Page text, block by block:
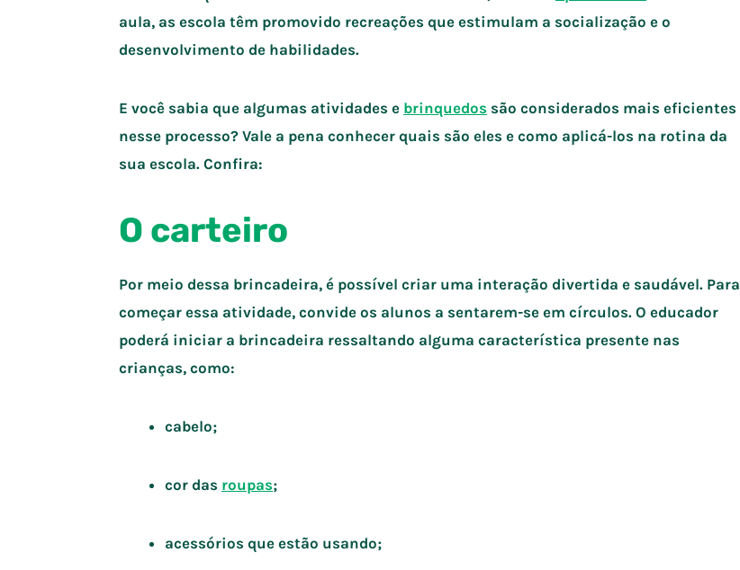
aula, as escola têm promovido recreações que estimulam a socialização e o
desenvolvimento de habilidades.
E você sabia que algumas atividades e brinquedos são considerados mais eficientes
nesse processo? Vale a pena conhecer quais são eles e como aplicá-los na rotina da
sua escola. Confira:
O carteiro
Por meio dessa brincadeira, é possível criar uma interação divertida e saudável. Para
começar essa atividade, convide os alunos a sentarem-se em círculos. O educador
poderá iniciar a brincadeira ressaltando alguma característica presente nas
crianças, como:
cabelo;
cor das roupas;
acessórios que estão usando;